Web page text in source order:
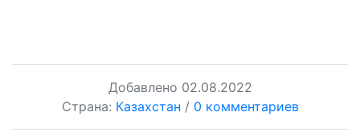
Добавлено 02.08.2022
Страна: Казахстан / 0 комментариев